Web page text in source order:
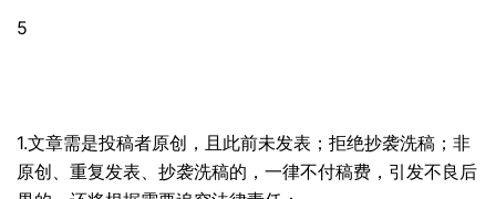
5
1.文章需是投稿者原创，且此前未发表；拒绝抄袭洗稿；非
原创、重复发表、抄袭洗稿的，一律不付稿费，引发不良后